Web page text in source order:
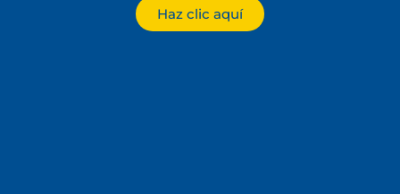
Haz clic aquí